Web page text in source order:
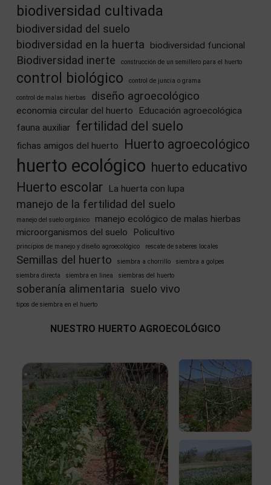
biodiversidad cultivada
biodiversidad del suelo
biodiversidad en la huerta
biodiversidad funcional
Biodiversidad inerte construcción de un semillero para el huerto
control biológico control de juncia o grama
control de malas hierbas diseño agroecológico
economia circular del huerto
Educación agroecológica
fauna auxiliar fertilidad del suelo
fichas amigos del huerto Huerto agroecológico
huerto ecológico huerto educativo
Huerto escolar
La huerta con lupa
manejo de la fertilidad del suelo
manejo del suelo orgánico
manejo ecológico de malas hierbas
microorganismos del suelo
Policultivo
principios de manejo y diseño agroecológico rescate de saberes locales
Semillas del huerto siembra a chorrillo
siembra a golpes
siembra directa
siembra en linea siembras del huerto
soberanía alimentaria suelo vivo
tipos de siembra en el huerto
NUESTRO HUERTO AGROECOLÓGICO